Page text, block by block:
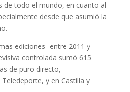
de todo el mundo, en cuanto al
desde que asumió la
ediciones -entre 2011 y
controlada sumó 615
de puro directo,
Teledeporte, y en Castilla y